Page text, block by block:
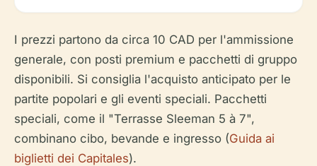
I prezzi partono da circa 10 CAD per l'ammissione
generale, con posti premium e pacchetti di gruppo
disponibili. Si consiglia l'acquisto anticipato per le
partite popolari e gli eventi speciali. Pacchetti
speciali, come il "Terrasse Sleeman 5 à 7",
combinano cibo, bevande e ingresso (Guida ai
biglietti dei Capitales).